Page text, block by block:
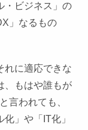
・ビジネス」の
」なるもの
れに適応できな
、もはや誰もが
言われても、
」や「IT化」